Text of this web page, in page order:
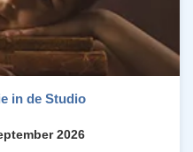
in de Studio
2026